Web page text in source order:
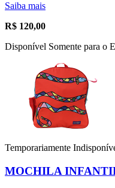
Saiba mais
R$ 120,00
Disponível Somente para o
Temporariamente
MOCHILA